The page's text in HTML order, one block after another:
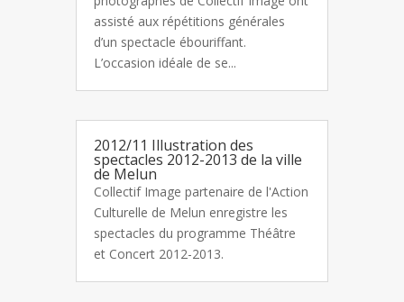
assisté aux répétitions générales
d’un spectacle ébouriffant.
L’occasion idéale de se...
2012/11 Illustration des
spectacles 2012-2013 de la ville
de Melun
Collectif Image partenaire de l'Action
Culturelle de Melun enregistre les
spectacles du programme Théâtre
et Concert 2012-2013.